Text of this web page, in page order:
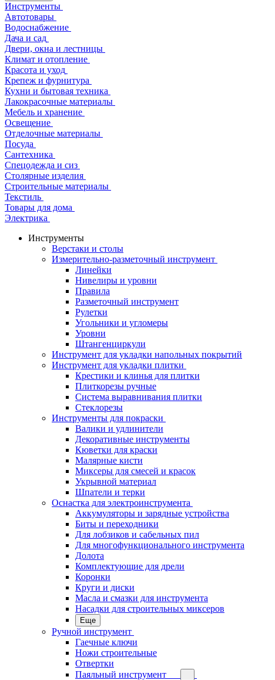
Инструменты
Автотовары
Водоснабжение
Дача и сад
Двери, окна и лестницы
Климат и отопление
Красота и уход
Крепеж и фурнитура
Кухни и бытовая техника
Лакокрасочные материалы
Мебель и хранение
Освещение
Отделочные материалы
Посуда
Сантехника
Спецодежда и сиз
Столярные изделия
Строительные материалы
Текстиль
Товары для дома
Электрика
Инструменты
Верстаки и столы
Измерительно-разметочный инструмент
Линейки
Нивелиры и уровни
Правила
Разметочный инструмент
Рулетки
Угольники и угломеры
Уровни
Штангенциркули
Инструмент для укладки напольных покрытий
Инструмент для укладки плитки
Крестики и клинья для плитки
Плиткорезы ручные
Система выравнивания плитки
Стеклорезы
Инструменты для покраски
Валики и удлинители
Декоративные инструменты
Кюветки для краски
Малярные кисти
Миксеры для смесей и красок
Укрывной материал
Шпатели и терки
Оснастка для электроинструмента
Аккумуляторы и зарядные устройства
Биты и переходники
Для лобзиков и сабельных пил
Для многофункционального инструмента
Долота
Комплектующие для дрели
Коронки
Круги и диски
Масла и смазки для инструмента
Насадки для строительных миксеров
Еще
Ручной инструмент
Гаечные ключи
Ножи строительные
Отвертки
Паяльный инструмент